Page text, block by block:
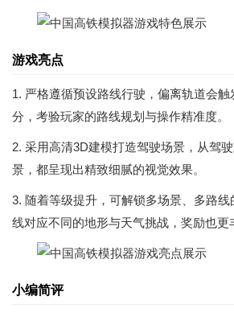
游戏亮点
1. 严格遵循预设路线行驶，偏离轨道会
分，考验玩家的路线规划与操作精准度。
2. 采用高清3D建模打造驾驶场景，从驾
景，都呈现出精致细腻的视觉效果。
3. 随着等级提升，可解锁多场景、多路
线对应不同的地形与天气挑战，奖励也更
小编简评